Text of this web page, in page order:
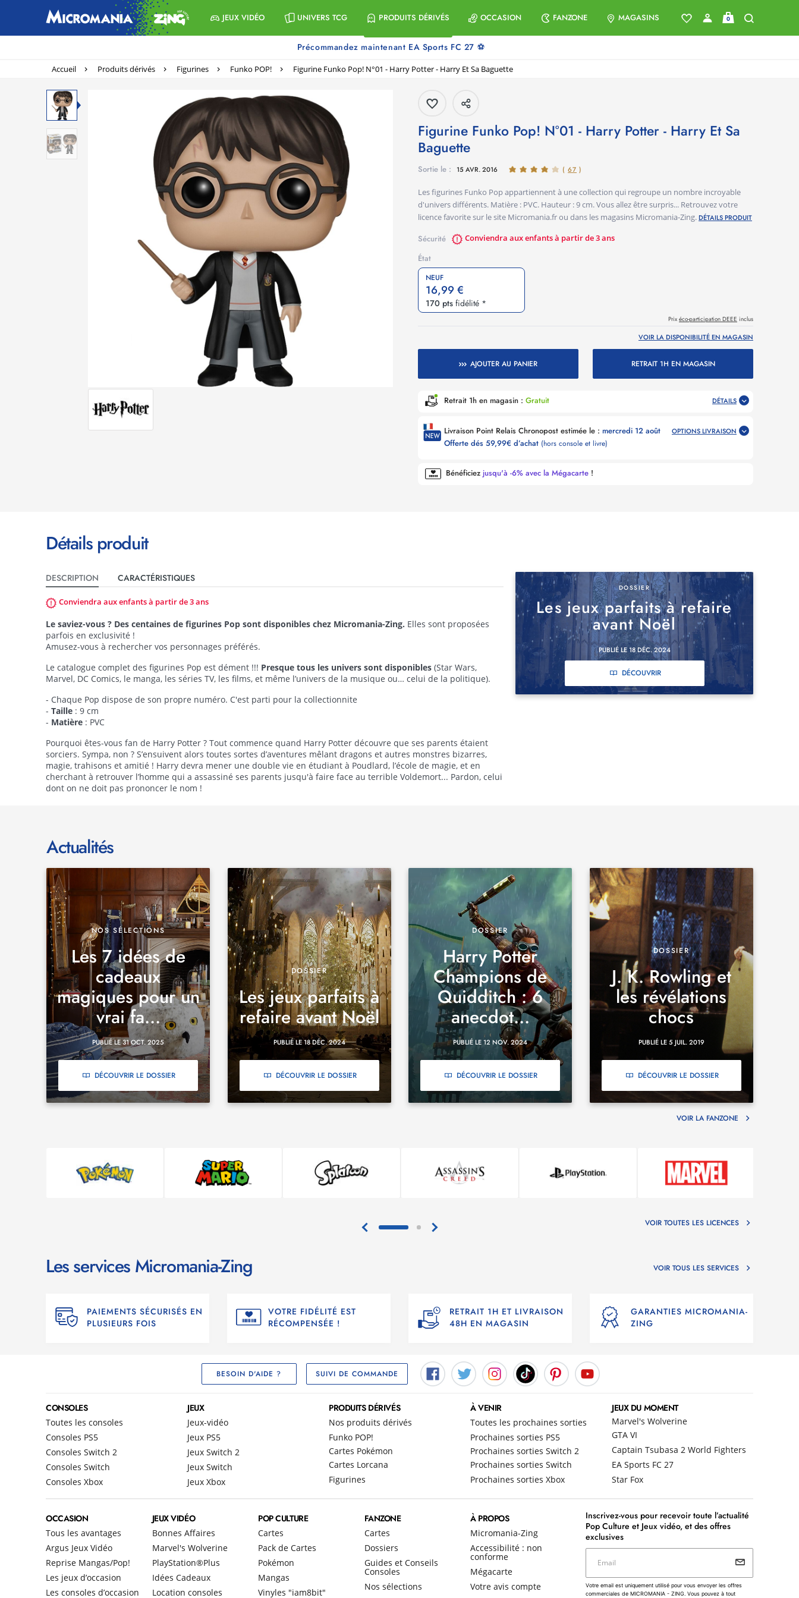
JEUX VIDÉO UNIVERS TCG PRODUITS DÉRIVÉS OCCASION FANZONE MAGASINS 0
Précommandez maintenant EA Sports FC 27 ⚽
Accueil Produits dérivés Figurines Funko POP! Figurine Funko Pop! N°01 - Harry Potter - Harry Et Sa Baguette
Figurine Funko Pop! N°01 - Harry Potter - Harry Et Sa
Baguette
Sortie le : 15 AVR. 2016 ( 67 )
Les figurines Funko Pop appartiennent à une collection qui regroupe un nombre incroyable
d'univers différents. Matière : PVC. Hauteur : 9 cm. Vous allez être surpris... Retrouvez votre
licence favorite sur le site Micromania.fr ou dans les magasins Micromania-Zing.DÉTAILS PRODUIT
Sécurité Conviendra aux enfants à partir de 3 ans
État
NEUF
16,99 €
170 pts fidélité *
Prix éco-participation DEEE inclus
VOIR LA DISPONIBILITÉ EN MAGASIN
AJOUTER AU PANIER RETRAIT 1H EN MAGASIN
Retrait 1h en magasin : Gratuit DÉTAILS
Livraison Point Relais Chronopost estimée le : mercredi 12 août
Offerte dés 59,99€ d’achat (hors console et livre)
OPTIONS LIVRAISON
Bénéficiez jusqu'à -6% avec la Mégacarte !
Détails produit
DESCRIPTION CARACTÉRISTIQUES
Conviendra aux enfants à partir de 3 ans
Le saviez-vous ? Des centaines de figurines Pop sont disponibles chez Micromania-Zing. Elles sont proposées
parfois en exclusivité !
Amusez-vous à rechercher vos personnages préférés.
Le catalogue complet des figurines Pop est dément !!! Presque tous les univers sont disponibles (Star Wars,
Marvel, DC Comics, le manga, les séries TV, les films, et même l’univers de la musique ou… celui de la politique).
- Chaque Pop dispose de son propre numéro. C'est parti pour la collectionnite
- Taille : 9 cm
- Matière : PVC
Pourquoi êtes-vous fan de Harry Potter ? Tout commence quand Harry Potter découvre que ses parents étaient
sorciers. Sympa, non ? S’ensuivent alors toutes sortes d’aventures mêlant dragons et autres monstres bizarres,
magie, trahisons et amitié ! Harry devra mener une double vie en étudiant à Poudlard, l’école de magie, et en
cherchant à retrouver l’homme qui a assassiné ses parents jusqu'à faire face au terrible Voldemort... Pardon, celui
dont on ne doit pas prononcer le nom !
DOSSIER
Les jeux parfaits à refaire
avant Noël
PUBLIÉ LE 18 DÉC. 2024
DÉCOUVRIR
Actualités
NOS SÉLECTIONS
Les 7 idées de
cadeaux
magiques pour un
vrai fa...
PUBLIÉ LE 31 OCT. 2025
DÉCOUVRIR LE DOSSIER
DOSSIER
Les jeux parfaits à
refaire avant Noël
PUBLIÉ LE 18 DÉC. 2024
DÉCOUVRIR LE DOSSIER
DOSSIER
Harry Potter
Champions de
Quidditch : 6
anecdot...
PUBLIÉ LE 12 NOV. 2024
DÉCOUVRIR LE DOSSIER
DOSSIER
J. K. Rowling et
les révélations
chocs
PUBLIÉ LE 5 JUIL. 2019
DÉCOUVRIR LE DOSSIER
VOIR LA FANZONE
VOIR TOUTES LES LICENCES
Les services Micromania-Zing VOIR TOUS LES SERVICES
PAIEMENTS SÉCURISÉS EN
PLUSIEURS FOIS
VOTRE FIDÉLITÉ EST
RÉCOMPENSÉE !
RETRAIT 1H ET LIVRAISON
48H EN MAGASIN
GARANTIES MICROMANIA-
ZING
BESOIN D'AIDE ? SUIVI DE COMMANDE
CONSOLES
Toutes les consoles
Consoles PS5
Consoles Switch 2
Consoles Switch
Consoles Xbox
JEUX
Jeux-vidéo
Jeux PS5
Jeux Switch 2
Jeux Switch
Jeux Xbox
PRODUITS DÉRIVÉS
Nos produits dérivés
Funko POP!
Cartes Pokémon
Cartes Lorcana
Figurines
À VENIR
Toutes les prochaines sorties
Prochaines sorties PS5
Prochaines sorties Switch 2
Prochaines sorties Switch
Prochaines sorties Xbox
JEUX DU MOMENT
Marvel's Wolverine
GTA VI
Captain Tsubasa 2 World Fighters
EA Sports FC 27
Star Fox
OCCASION
Tous les avantages
Argus Jeux Vidéo
Reprise Mangas/Pop!
Les jeux d’occasion
Les consoles d’occasion
JEUX VIDÉO
Bonnes Affaires
Marvel's Wolverine
PlayStation®Plus
Idées Cadeaux
Location consoles
POP CULTURE
Cartes
Pack de Cartes
Pokémon
Mangas
Vinyles "iam8bit"
FANZONE
Cartes
Dossiers
Guides et Conseils
Consoles
Nos sélections
À PROPOS
Micromania-Zing
Accessibilité : non
conforme
Mégacarte
Votre avis compte
Inscrivez-vous pour recevoir toute l’actualité
Pop Culture et Jeux vidéo, et des offres
exclusives
Votre email est uniquement utilisé pour vous envoyer les
offres commerciales de MICROMANIA - ZING. Vous pouvez
à tout moment utiliser le lien de désabonnement intégré dans
Email
Votre email est uniquement utilisé pour vous envoyer les offres
commerciales de MICROMANIA - ZING. Vous pouvez à tout